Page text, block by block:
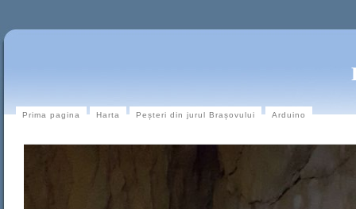
Prima pagina Harta Peșteri din jurul Brașovului Arduino